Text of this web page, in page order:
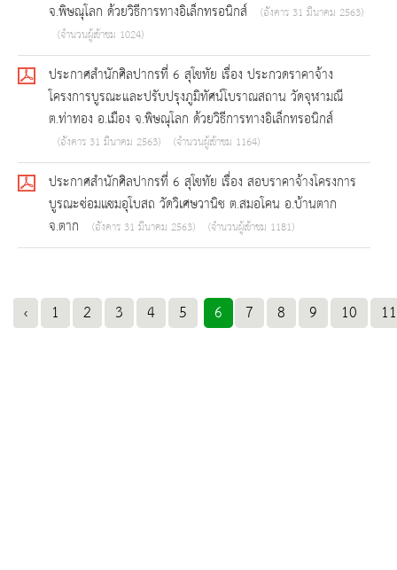
จ.พิษณุโลก ด้วยวิธีการทางอิเล็กทรอนิกส์
(อังคาร 31 มีนาคม 2563)
(จำนวนผู้เข้าชม 1024)
ประกาศสำนักศิลปากรที่ 6 สุโขทัย เรื่อง ประกวดราคาจ้าง
โครงการบูรณะและปรับปรุงภูมิทัศน์โบราณสถาน วัดจุฬามณี
ต.ท่าทอง อ.เมือง จ.พิษณุโลก ด้วยวิธีการทางอิเล็กทรอนิกส์
(อังคาร 31 มีนาคม 2563) (จำนวนผู้เข้าชม 1164)
ประกาศสำนักศิลปากรที่ 6 สุโขทัย เรื่อง สอบราคาจ้างโครงการ
บูรณะซ่อมแซมอุโบสถ วัดวิเศษวานิช ต.สมอโคน อ.บ้านตาก
จ.ตาก
(อังคาร 31 มีนาคม 2563) (จำนวนผู้เข้าชม 1181)
‹ 1 2 3 4 5 6 7 8 9 10 11